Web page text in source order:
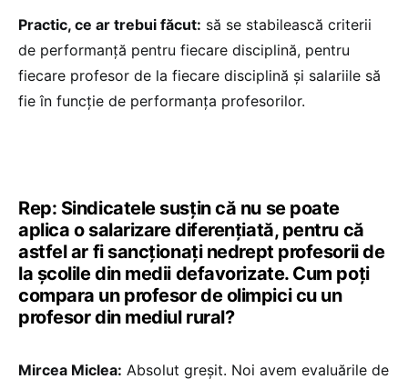
Practic, ce ar trebui făcut: să se stabilească criterii
de performanță pentru fiecare disciplină, pentru
fiecare profesor de la fiecare disciplină și salariile să
fie în funcție de performanța profesorilor.
Rep: Sindicatele susțin că nu se poate
aplica o salarizare diferențiată, pentru că
astfel ar fi sancționați nedrept profesorii de
la școlile din medii defavorizate. Cum poți
compara un profesor de olimpici cu un
profesor din mediul rural?
Mircea Miclea: Absolut greșit. Noi avem evaluările de